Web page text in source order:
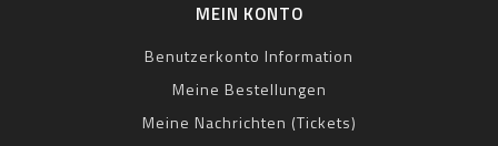
MEIN KONTO
Benutzerkonto Information
Meine Bestellungen
Meine Nachrichten (Tickets)